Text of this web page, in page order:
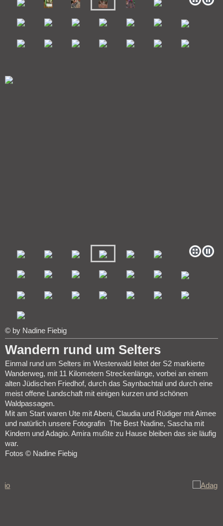
© by Nadine Fiebig
Wandern rund um Selters
Einmal rund um Selters im Westerwald leitet der S2 markierte
Wanderweg, mit 11 Kilometern Streckenlänge, vorbei an einem
alten Jüdischen Friedhof, durch das Saynbachtal und durch eine
meist offene Landschaft mit einigen kurzen und schönen
Waldpassagen.
Mit am Start waren Ute mit Abeni, Claudia und Rüdiger mit Aimee
und natürlich unsere Fotografin The Best Nadine, Sascha mit
Kindern und Adagio. Amira mußte zu Hause bleiben das sie läufig
war.
Fotos © Nadine Fiebig